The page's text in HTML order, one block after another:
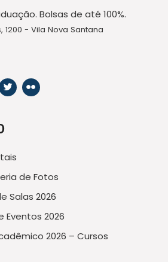
Bolsas de até 100%.
1200 - Vila Nova Santana
de Fotos
Salas 2026
Eventos 2026
2026 – Cursos